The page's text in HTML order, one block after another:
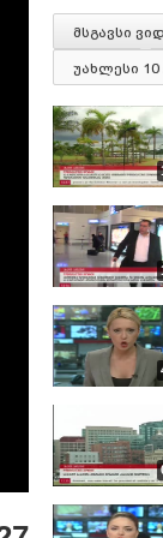
მსგავსი
უახლესი